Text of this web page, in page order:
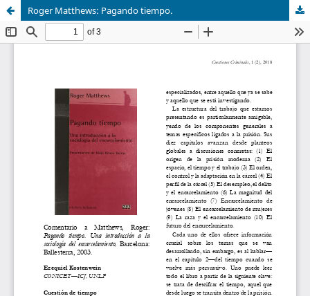
Roger Matthews: Pagando tiempo.